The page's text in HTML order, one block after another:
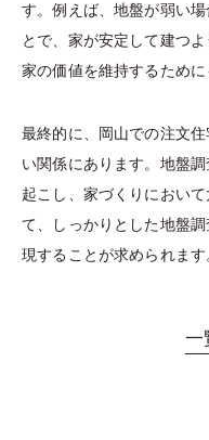
す。例えば、地盤が弱い
とで、家が安定して建つ
家の価値を維持するために
最終的に、岡山での注文
い関係にあります。地盤
起こし、家づくりにおい
て、しっかりとした地盤
現することが求められます
一